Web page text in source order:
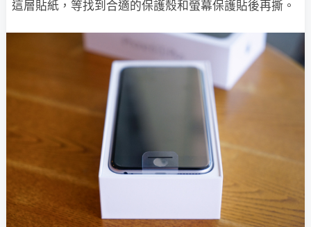
這層貼紙，等找到合適的保護殼和螢幕保護貼後再撕。